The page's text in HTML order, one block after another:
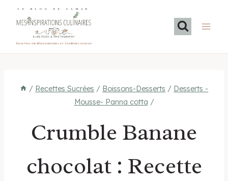
LE BLOG DE SAMAR
Recettes méditerranéennes et familiales maison
/ Recettes Sucrées / Boissons-Desserts / Desserts -
Mousse- Panna cotta /
Crumble Banane
chocolat : Recette